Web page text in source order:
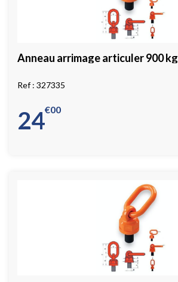
Anneau arrimage articuler 900 kg
327335
24 00
€